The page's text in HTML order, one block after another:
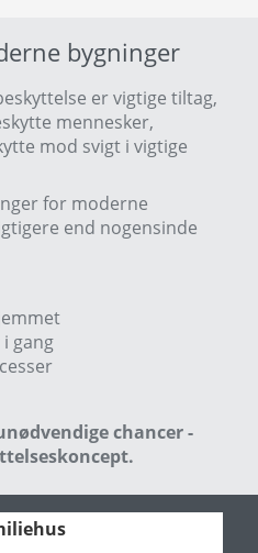
bygninger
er vigtige tiltag,
mennesker,
mod svigt i vigtige
for moderne
end nogensinde
gang
chancer -